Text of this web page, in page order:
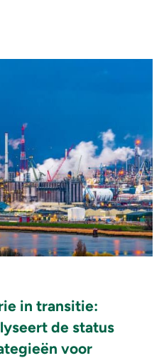
in transitie:
de status
voor